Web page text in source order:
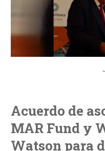
Acuerdo de
MAR Fund y
Watson para